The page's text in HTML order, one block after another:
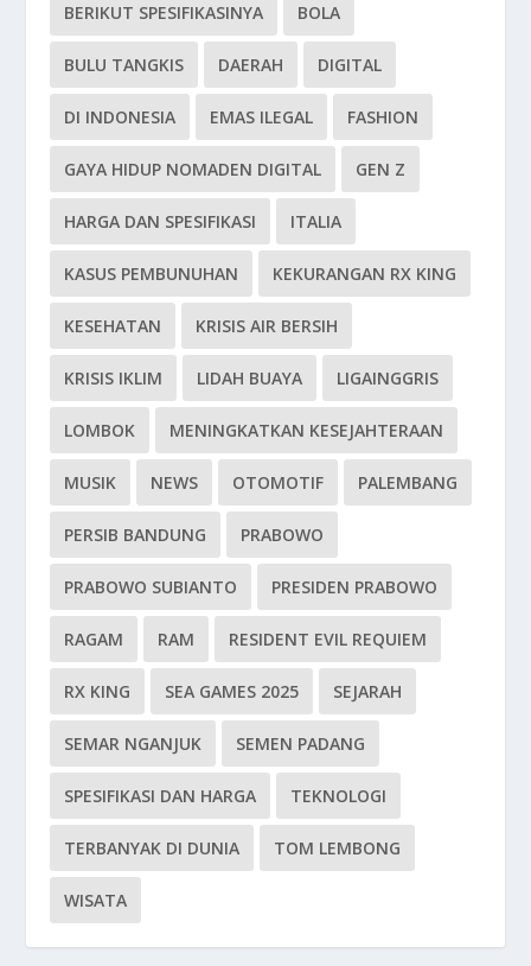
BERIKUT SPESIFIKASINYA BOLA
BULU TANGKIS DAERAH DIGITAL
DI INDONESIA EMAS ILEGAL FASHION
GAYA HIDUP NOMADEN DIGITAL GEN Z
HARGA DAN SPESIFIKASI ITALIA
KASUS PEMBUNUHAN KEKURANGAN RX KING
KESEHATAN KRISIS AIR BERSIH
KRISIS IKLIM LIDAH BUAYA LIGAINGGRIS
LOMBOK MENINGKATKAN KESEJAHTERAAN
MUSIK NEWS OTOMOTIF PALEMBANG
PERSIB BANDUNG PRABOWO
PRABOWO SUBIANTO PRESIDEN PRABOWO
RAGAM RAM RESIDENT EVIL REQUIEM
RX KING SEA GAMES 2025 SEJARAH
SEMAR NGANJUK SEMEN PADANG
SPESIFIKASI DAN HARGA TEKNOLOGI
TERBANYAK DI DUNIA TOM LEMBONG
WISATA